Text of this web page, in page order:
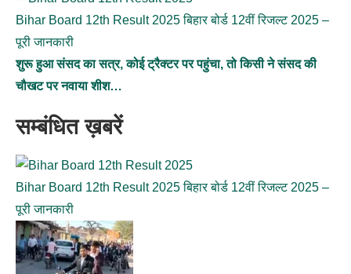
Bihar Board 12th Result 2025 बिहार बोर्ड 12वीं रिजल्ट 2025 –
पूरी जानकारी
शुरू हुआ संसद का सत्र, कोई ट्रैक्टर पर पहुंचा, तो किसी ने संसद की
चौखट पर नवाया शीश…
सम्बंधित ख़बरें
Bihar Board 12th Result 2025 बिहार बोर्ड 12वीं रिजल्ट 2025 –
पूरी जानकारी